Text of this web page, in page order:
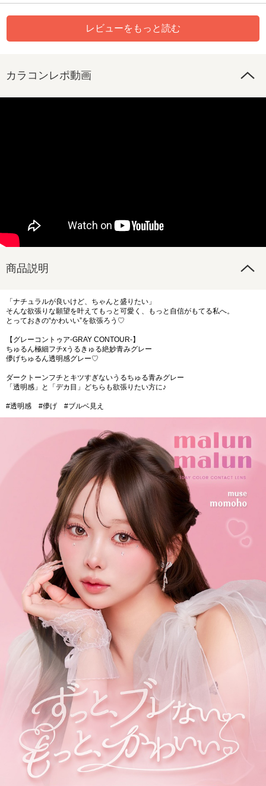
レビューをもっと読む
カラコンレポ動画
商品説明
「ナチュラルが良いけど、ちゃんと盛りたい」
そんな欲張りな願望を叶えてもっと可愛く、もっと自信がもてる私へ。
とっておきの“かわいい”を欲張ろう♡
【グレーコントゥア-GRAY CONTOUR-】
ちゅるん極細フチxうるきゅる絶妙青みグレー
儚げちゅるん透明感グレー♡
ダークトーンフチとキツすぎないうるちゅる青みグレー
「透明感」と「デカ目」どちらも欲張りたい方に♪
#透明感 #儚げ #ブルベ見え